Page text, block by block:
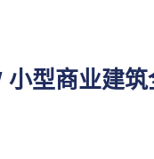
型商业建